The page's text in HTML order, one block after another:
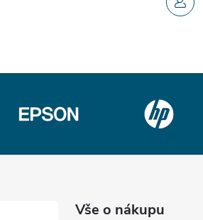
Vše o nákupu